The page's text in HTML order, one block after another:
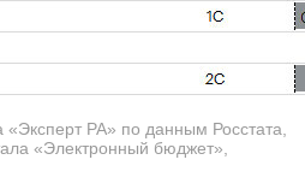
«Эксперт РА» по данным Росстата,
«Электронный бюджет»,